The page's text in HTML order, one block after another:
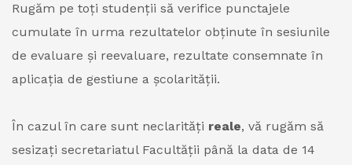
Rugăm pe toți studenții să verifice punctajele
cumulate în urma rezultatelor obținute în sesiunile
de evaluare și reevaluare, rezultate consemnate în
aplicația de gestiune a școlarității.
În cazul în care sunt neclarități reale, vă rugăm să
sesizați secretariatul Facultății până la data de 14